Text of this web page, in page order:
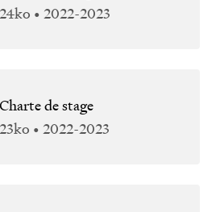
24ko • 2022-2023
Charte de stage
23ko • 2022-2023